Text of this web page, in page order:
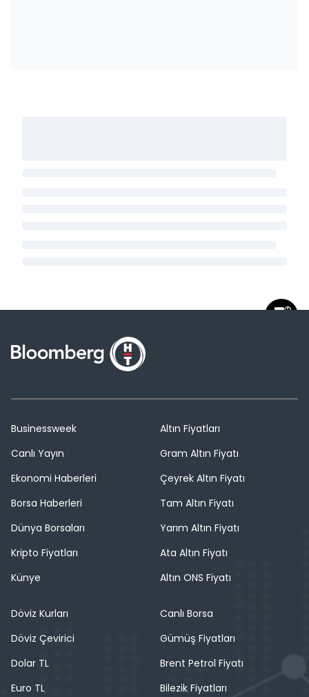
Businessweek
Canlı Yayın
Ekonomi Haberleri
Borsa Haberleri
Dünya Borsaları
Kripto Fiyatları
Künye
Altın Fiyatları
Gram Altın Fiyatı
Çeyrek Altın Fiyatı
Tam Altın Fiyatı
Yarım Altın Fiyatı
Ata Altın Fiyatı
Altın ONS Fiyatı
Döviz Kurları
Döviz Çevirici
Dolar TL
Euro TL
Canlı Borsa
Gümüş Fiyatları
Brent Petrol Fiyatı
Bilezik Fiyatları